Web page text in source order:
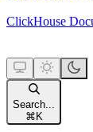
ClickHouse
Search...
⌘ K